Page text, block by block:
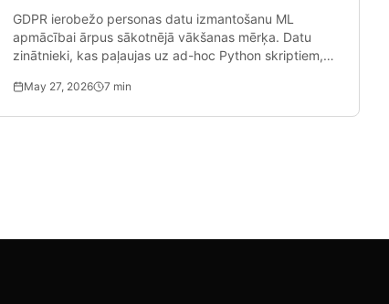
GDPR ierobežo personas datu izmantošanu ML
apmācībai ārpus sākotnējā vākšanas mērķa. Datu
zinātnieki, kas paļaujas uz ad-hoc Python skriptiem,
May 27, 2026 7 min